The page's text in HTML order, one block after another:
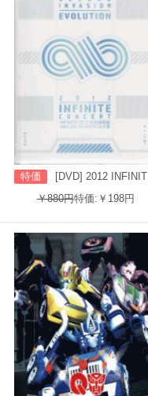
特価
[DVD] 2012 INFINITE CONCERT SECOND INVASION: EVOLUTION
￥880円特価:￥198円